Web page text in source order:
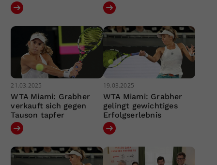
21.03.2025
WTA Miami: Grabher
verkauft sich gegen
Tauson tapfer
19.03.2025
WTA Miami: Grabher
gelingt gewichtiges
Erfolgserlebnis